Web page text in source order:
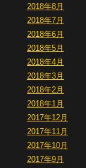
2018年8月
2018年7月
2018年6月
2018年5月
2018年4月
2018年3月
2018年2月
2018年1月
2017年12月
2017年11月
2017年10月
2017年9月